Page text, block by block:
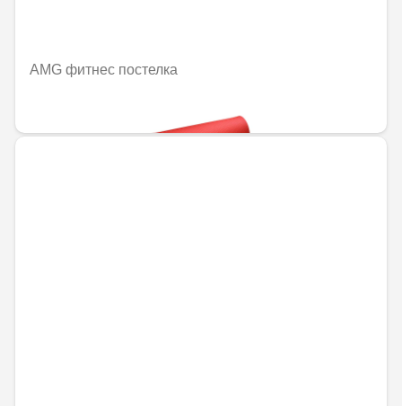
AMG фитнес постелка